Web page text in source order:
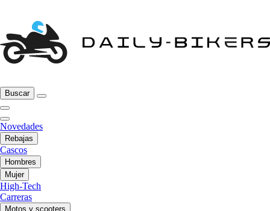
Buscar
Novedades
Rebajas
Cascos
Hombres
Mujer
High-Tech
Carreras
Motos y scooters